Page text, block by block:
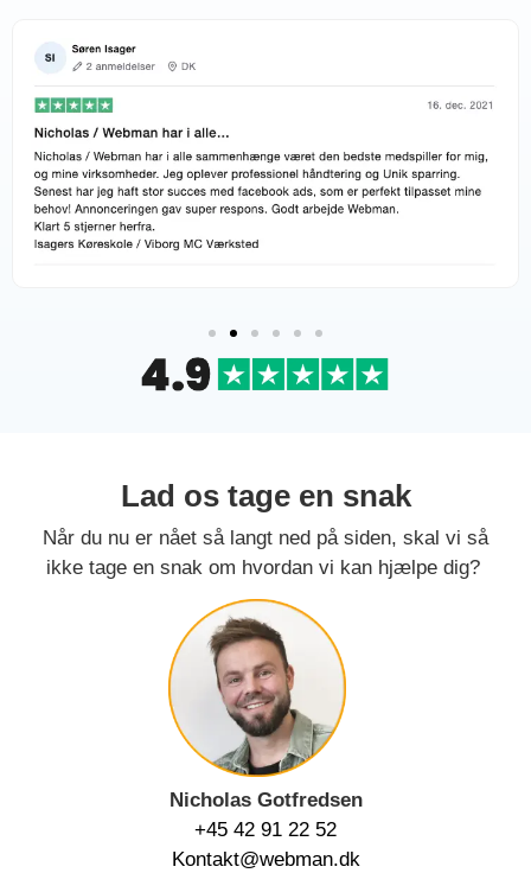
Lad os tage en snak
Når du nu er nået så langt ned på siden, skal vi så
ikke tage en snak om hvordan vi kan hjælpe dig?
Nicholas Gotfredsen
+45 42 91 22 52
Kontakt@webman.dk